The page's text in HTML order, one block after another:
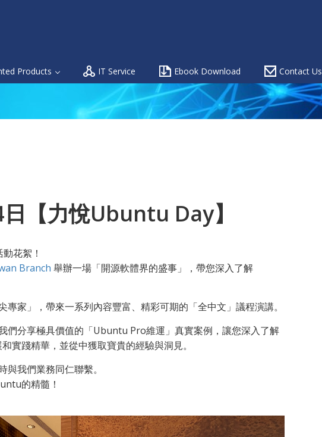
Products IT Service Ebook Download Contact Us
【力悅Ubuntu Day】
花絮！
Branch 舉辦一場「開源軟體界的盛事」，帶您深入了解
專家」，帶來一系列內容豐富、精彩可期的「全中文」議程演講。
們分享極具價值的「Ubuntu Pro維運」真實案例，讓您深入了解
實踐精華，並從中獲取寶貴的經驗與洞見。
我們業務同仁聯繫。
的精髓！